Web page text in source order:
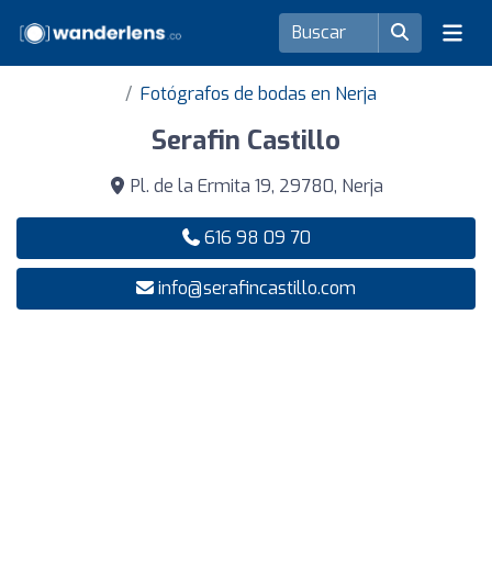
Fotógrafos de bodas en Nerja
Serafin Castillo
Pl. de la Ermita 19, 29780, Nerja
616 98 09 70
info@serafincastillo.com